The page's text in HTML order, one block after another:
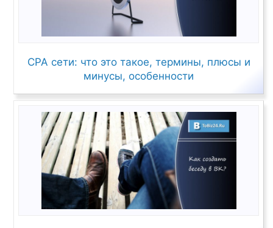
CPA сети: что это такое, термины, плюсы и
минусы, особенности